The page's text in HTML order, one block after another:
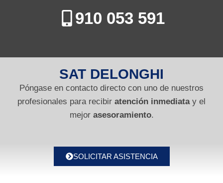
910 053 591
SAT DELONGHI
Póngase en contacto directo con uno de nuestros
profesionales para recibir atención inmediatay el
mejor asesoramiento.
SOLICITAR ASISTENCIA